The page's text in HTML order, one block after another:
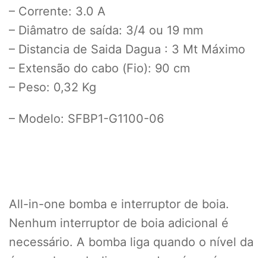
– Corrente: 3.0 A
– Diâmatro de saída: 3/4 ou 19 mm
– Distancia de Saida Dagua : 3 Mt Máximo
– Extensão do cabo (Fio): 90 cm
– Peso: 0,32 Kg
– Modelo: SFBP1-G1100-06
All-in-one bomba e interruptor de boia.
Nenhum interruptor de boia adicional é
necessário. A bomba liga quando o nível da